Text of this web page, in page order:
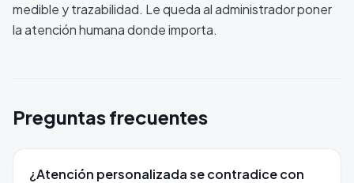
medible y trazabilidad. Le queda al administrador poner
la atención humana donde importa.
Preguntas frecuentes
¿Atención personalizada se contradice con